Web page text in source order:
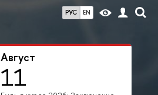
РУС EN
Август
11